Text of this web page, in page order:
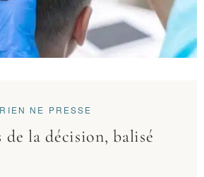
RIEN NE PRESSE
de la décision, balisé